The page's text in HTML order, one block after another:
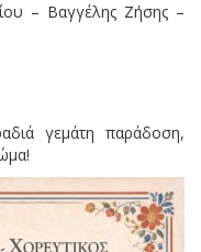
– Βαγγέλης Ζήσης –
γεμάτη παράδοση,